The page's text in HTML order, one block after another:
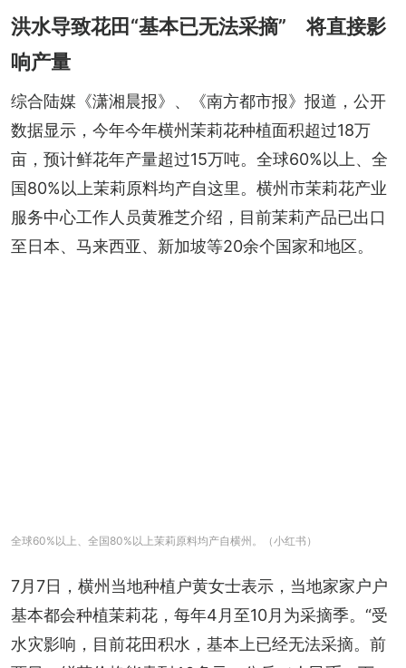
洪水导致花田“基本已无法采摘” 将直接影
响产量
综合陆媒《潇湘晨报》、《南方都市报》报道，公开
数据显示，今年今年横州茉莉花种植面积超过18万
亩，预计鲜花年产量超过15万吨。全球60%以上、全
国80%以上茉莉原料均产自这里。横州市茉莉花产业
服务中心工作人员黄雅芝介绍，目前茉莉产品已出口
至日本、马来西亚、新加坡等20余个国家和地区。
全球60%以上、全国80%以上茉莉原料均产自横州。（小红书）
7月7日，横州当地种植户黄女士表示，当地家家户户
基本都会种植茉莉花，每年4月至10月为采摘季。“受
水灾影响，目前花田积水，基本上已经无法采摘。前